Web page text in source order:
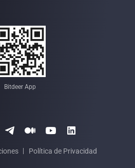
Bitdeer App
   
Política de Privacidad